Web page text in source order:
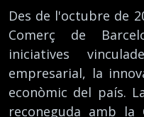
Des de l'octubre de
Comerç de
iniciatives
empresarial, la
econòmic del país.
reconeguda amb la